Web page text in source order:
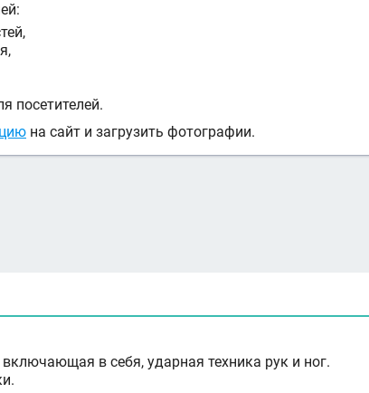
посетителей.
на сайт и загрузить фотографии.
в себя, ударная техника рук и ног.